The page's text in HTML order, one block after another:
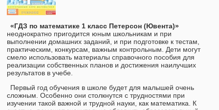
«ГДЗ по математике 1 класс Петерсон (Ювента)»
неоднократно пригодится юным школьникам и при
выполнении домашних заданий, и при подготовке к тестам,
практическим, конкурсам, важным контрольным. Дети могут
смело использовать материалы справочного пособия для
реализации собственных планов и достижения наилучших
результатов в учебе.
Первый год обучения в школе будет для малышей очень
сложным. Особенно они столкнутся с трудностями при
изучении такой важной и трудной науки, как математика. К